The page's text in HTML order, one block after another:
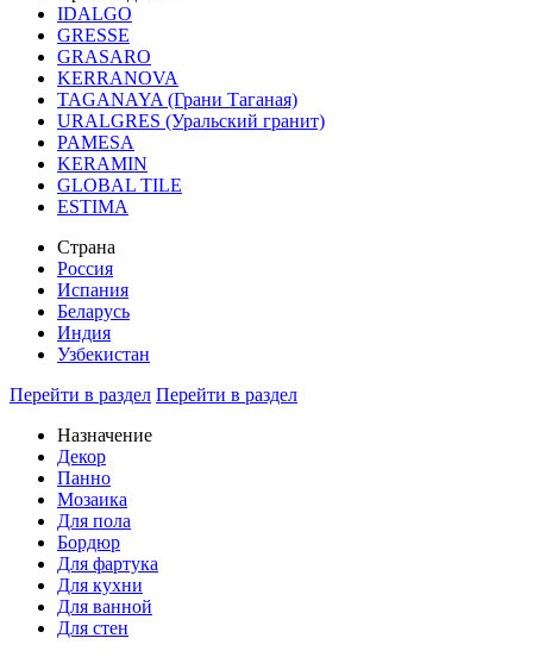
IDALGO
GRESSE
GRASARO
KERRANOVA
TAGANAYA (Грани Таганая)
URALGRES (Уральский гранит)
PAMESA
KERAMIN
GLOBAL TILE
ESTIMA
Страна
Россия
Испания
Беларусь
Индия
Узбекистан
Перейти в раздел Перейти в раздел
Назначение
Декор
Панно
Мозаика
Для пола
Бордюр
Для фартука
Для кухни
Для ванной
Для стен